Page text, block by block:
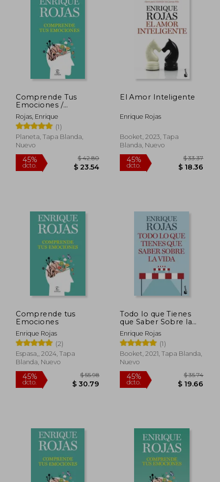
45% 45%
dcto.
Comprende Tus
Emociones /
Understand Your
Emotions
Rojas, Enrique
(1)
Planeta, Tapa Blanda,
Nuevo
El Amor Inteligente
Enrique Rojas
Booket, 2023, Tapa
Blanda, Nuevo
45%
dcto.
Comprende tus
Emociones
Enrique Rojas
(2)
Espasa,, 2024, Tapa
Blanda, Nuevo
Todo lo que Tienes
que Saber Sobre la
Vida
Enrique Rojas
(1)
Booket, 2021, Tapa Blanda,
Nuevo